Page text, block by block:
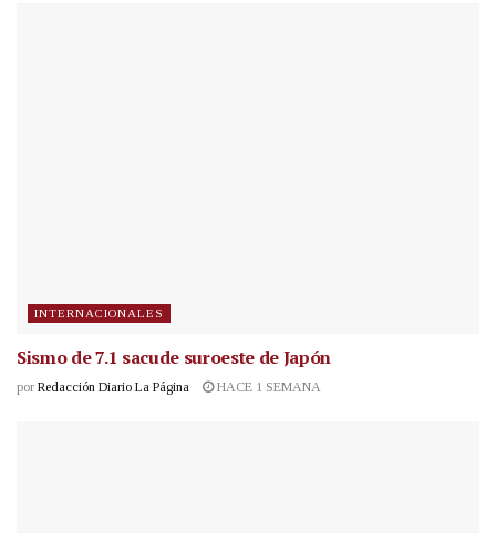
INTERNACIONALES
Sismo de 7.1 sacude suroeste de Japón
por Redacción Diario La Página HACE 1 SEMANA